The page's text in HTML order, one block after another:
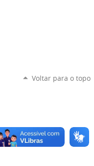
Voltar para o topo